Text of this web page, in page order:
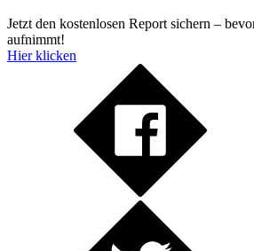
Jetzt den kostenlosen Report sichern –
aufnimmt!
Hier klicken